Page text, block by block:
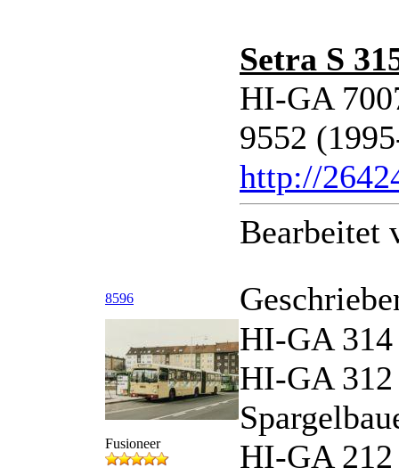
Setra S
HI-GA
9552
http://
Bearbeitet
8596
Fusioneer
HI-GA
HI-GA
HI-GA